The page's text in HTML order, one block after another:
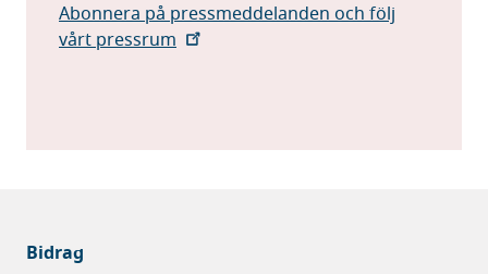
Abonnera på pressmeddelanden och följ
vårt pressrum
Bidrag